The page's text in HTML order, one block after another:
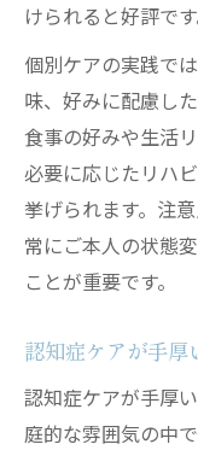
けられると好評です
個別ケアの実践で
味、好みに配慮し
食事の好みや生活
必要に応じたリハ
挙げられます。注
常にご本人の状態
ことが重要です。
認知症ケアが手厚
認知症ケアが手厚
庭的な雰囲気の中